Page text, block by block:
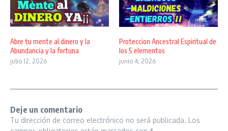
Abre tu mente al dinero y la
Abundancia y la fortuna
julio 12, 2026
Proteccion Ancestral Espiritual de
los 5 elementos
junio 4, 2026
Deje un comentario
Tu dirección de correo electrónico no será publicada. Los